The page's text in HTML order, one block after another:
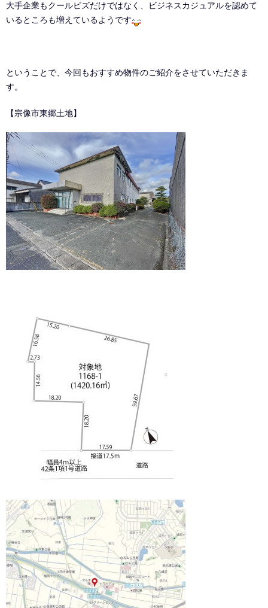
大手企業もクールビズだけではなく、ビジネスカジュアルを認めて
いるところも増えているようです
ということで、今回もおすすめ物件のご紹介をさせていただきま
す。
【宗像市東郷土地】